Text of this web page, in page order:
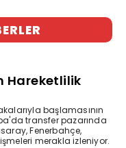
Hareketlilik
başlamasının
transfer pazarında
Fenerbahçe,
merakla izleniyor.